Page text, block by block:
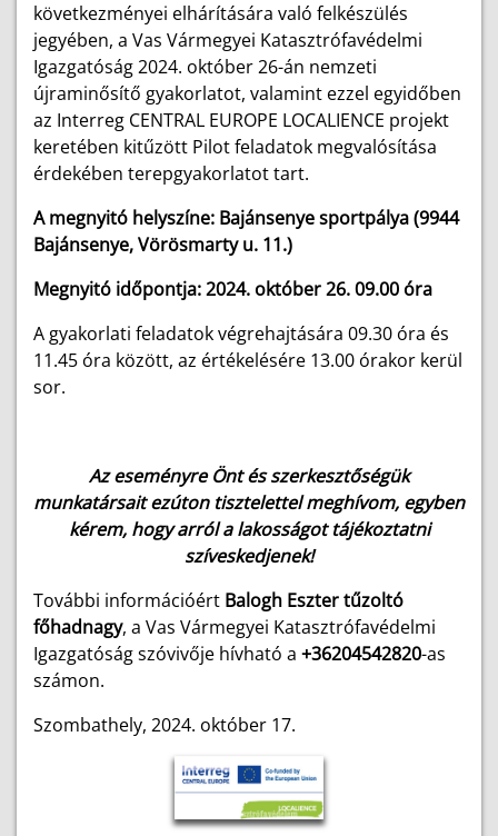
következményei elhárítására való felkészülés
jegyében, a Vas Vármegyei Katasztrófavédelmi
Igazgatóság 2024. október 26-án nemzeti
újraminősítő gyakorlatot, valamint ezzel egyidőben
az Interreg CENTRAL EUROPE LOCALIENCE projekt
keretében kitűzött Pilot feladatok megvalósítása
érdekében terepgyakorlatot tart.
A megnyitó helyszíne: Bajánsenye sportpálya (9944
Bajánsenye, Vörösmarty u. 11.)
Megnyitó időpontja: 2024. október 26. 09.00 óra
A gyakorlati feladatok végrehajtására 09.30 óra és
11.45 óra között, az értékelésére 13.00 órakor kerül
sor.
Az eseményre Önt és szerkesztőségük
munkatársait ezúton tisztelettel meghívom, egyben
kérem, hogy arról a lakosságot tájékoztatni
szíveskedjenek!
További információért Balogh Esztertűzoltó
főhadnagy, a Vas Vármegyei Katasztrófavédelmi
Igazgatóság szóvivője hívható a +36204542820-as
számon.
Szombathely, 2024. október 17.